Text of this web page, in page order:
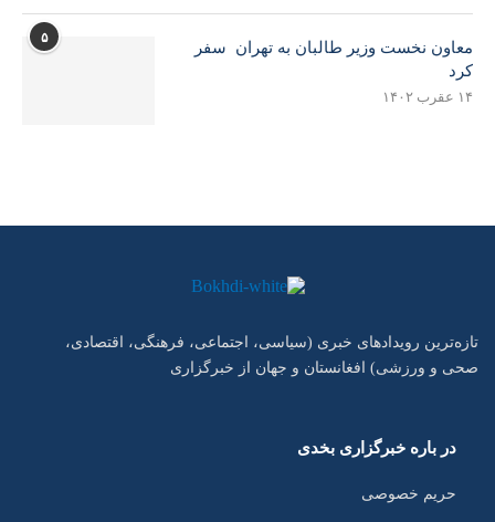
۵
معاون نخست وزیر طالبان به تهران سفر
کرد
۱۴ عقرب ۱۴۰۲
تازه‌ترین رویدادهای خبری (سیاسی، اجتماعی، فرهنگی، اقتصادی،
صحی و ورزشی) افغانستان و جهان از خبرگزاری
در باره خبرگزاری بخدی
حریم خصوصی